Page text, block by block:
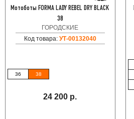
Мотоботы FORMA LADY REBEL DRY BLACK
38
ГОРОДСКИЕ
Код товара: УТ-00132040
36 38
24 200 р.